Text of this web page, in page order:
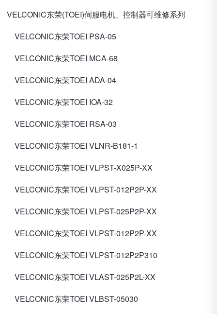
VELCONIC东荣(TOEI)伺服电机、控制器可维修系列
VELCONIC东荣TOEI PSA-05
VELCONIC东荣TOEI MCA-68
VELCONIC东荣TOEI ADA-04
VELCONIC东荣TOEI IOA-32
VELCONIC东荣TOEI RSA-03
VELCONIC东荣TOEI VLNR-B181-1
VELCONIC东荣TOEI VLPST-X025P-XX
VELCONIC东荣TOEI VLPST-012P2P-XX
VELCONIC东荣TOEI VLPST-025P2P-XX
VELCONIC东荣TOEI VLPST-012P2P-XX
VELCONIC东荣TOEI VLPST-012P2P310
VELCONIC东荣TOEI VLAST-025P2L-XX
VELCONIC东荣TOEI VLBST-05030